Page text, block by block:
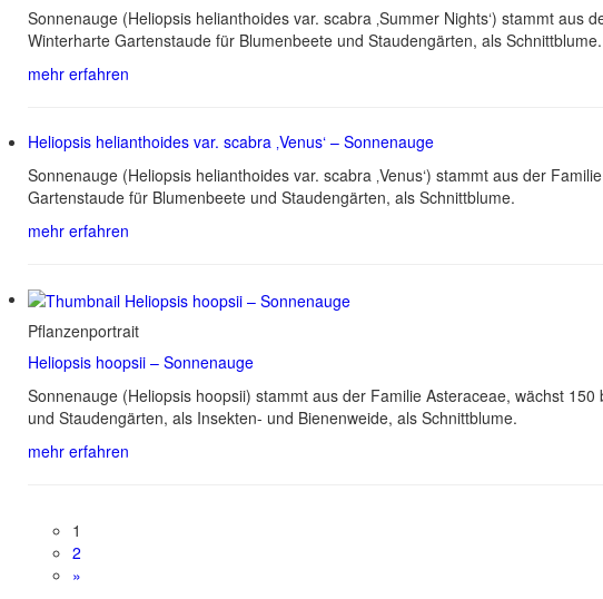
Sonnenauge (Heliopsis helianthoides var. scabra ‚Summer Nights‘) stammt
Winterharte Gartenstaude für Blumenbeete und Staudengärten, als Schnittblume.
mehr erfahren
Heliopsis helianthoides var. scabra ‚Venus‘ – Sonnenauge
Sonnenauge (Heliopsis helianthoides var. scabra ‚Venus‘) stammt aus der
Gartenstaude für Blumenbeete und Staudengärten, als Schnittblume.
mehr erfahren
Pflanzenportrait
Heliopsis hoopsii – Sonnenauge
Sonnenauge (Heliopsis hoopsii) stammt aus der Familie Asteraceae, wächst
und Staudengärten, als Insekten- und Bienenweide, als Schnittblume.
mehr erfahren
1
2
»